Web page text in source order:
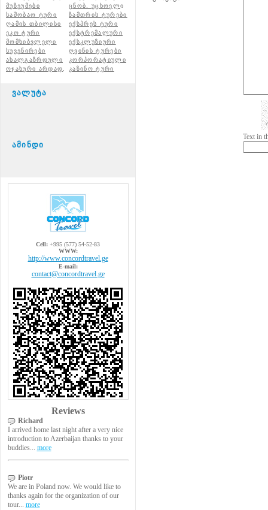
მუზეუმები ცნობ. უცხოელი
საშობაო ტური
ზამთრის ტურები
ღამის თბილისი
ექსპრეს ტური
ეკო ტური
ექსტრემალური
მომხიბვლელი
ექსკლუზიური
სუვენირები
ღვინის ტურები
ახალგაზრდული
კორპორატიული
ოჯახური არდად
კაზინო ტური
ვალუტა
ამინდი
Cell: +995 (577) 54-52-83
WWW:
http://www.concordtravel.ge
E-mail:
contact@concordtravel.ge
Reviews
Richard
I arrived home last night after a very nice
introduction to Azerbaijan thanks to your
buddies... more
Piotr
We are in Poland now. We would like to
thanks again for the organization of our
tour... more
Text in